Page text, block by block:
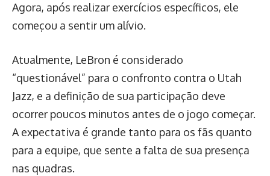
Agora, após realizar exercícios específicos, ele
começou a sentir um alívio.
Atualmente, LeBron é considerado
“questionável” para o confronto contra o Utah
Jazz, e a definição de sua participação deve
ocorrer poucos minutos antes de o jogo começar.
A expectativa é grande tanto para os fãs quanto
para a equipe, que sente a falta de sua presença
nas quadras.